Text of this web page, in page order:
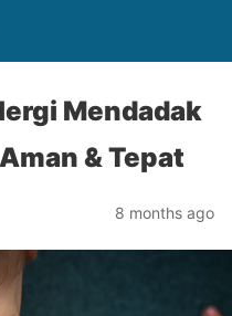
Mendadak
& Tepat
8 months ago